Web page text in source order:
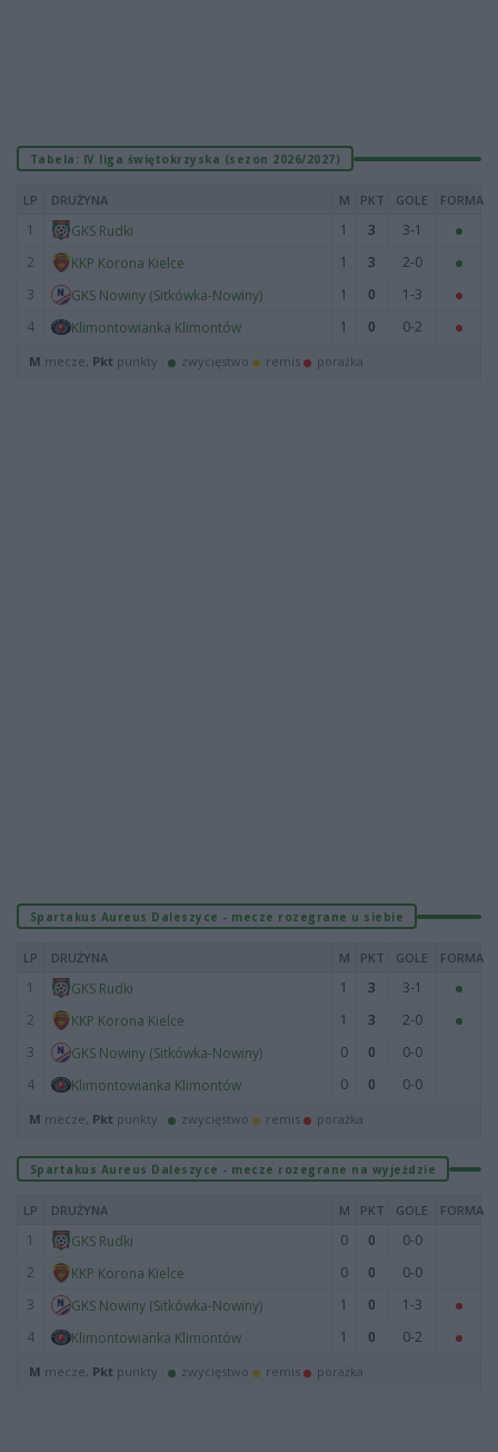
Tabela: IV liga świętokrzyska (sezon 2026/2027)
LP DRUŻYNA M PKT GOLE FORMA
1 GKS Rudki 1 3
3-1
2
KKP Korona Kielce 1 3
2-0
3
GKS Nowiny (Sitkówka-Nowiny) 1 0
1-3
4
Klimontowianka Klimontów 1 0 0-2
M mecze, Pkt punkty · zwycięstwo remis porażka
Spartakus Aureus Daleszyce - mecze rozegrane u siebie
LP DRUŻYNA M PKT GOLE FORMA
1 GKS Rudki 1 3
3-1
2
KKP Korona Kielce 1 3
2-0
3
GKS Nowiny (Sitkówka-Nowiny) 0 0
0-0
4
Klimontowianka Klimontów 0 0 0-0
M mecze, Pkt punkty · zwycięstwo remis porażka
Spartakus Aureus Daleszyce - mecze rozegrane na wyjeździe
LP DRUŻYNA M PKT GOLE FORMA
1 GKS Rudki 0 0
0-0
2
KKP Korona Kielce 0 0
0-0
3
GKS Nowiny (Sitkówka-Nowiny) 1 0
1-3
4
Klimontowianka Klimontów 1 0 0-2
M mecze, Pkt punkty · zwycięstwo remis porażka